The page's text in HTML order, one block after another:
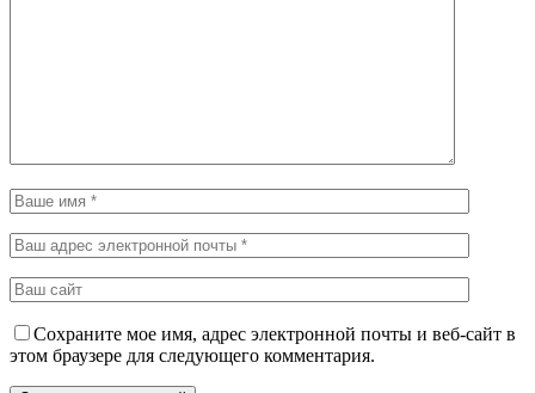
Сохраните мое имя, адрес электронной почты и веб-сайт в
этом браузере для следующего комментария.